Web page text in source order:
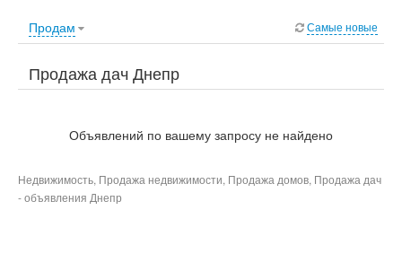
Продам Самые новые
Продажа дач Днепр
Объявлений по вашему запросу не найдено
Недвижимость, Продажа недвижимости, Продажа домов, Продажа дач
- объявления Днепр